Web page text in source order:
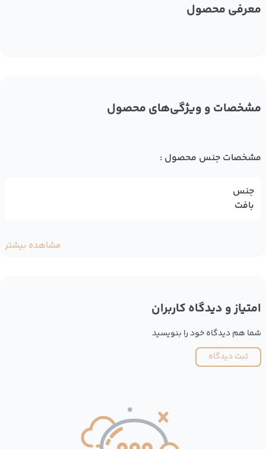
معرفی محصول
مشخصات و ویژگی‌های محصول
مشخصات جنس محصول :
جنس
بافت
مشاهده بیشتر
امتیاز و دیدگاه کاربران
شما هم دیدگاه خود را بنویسید
ثبت دیدگاه